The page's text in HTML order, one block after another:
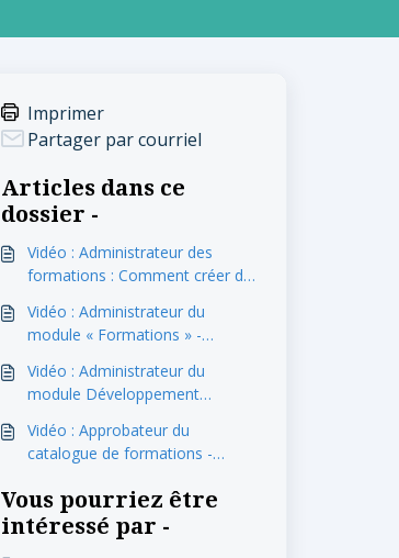
Imprimer
Partager par courriel
Articles dans ce
dossier -
Vidéo : Administrateur des
formations : Comment créer des
Vidéo : Administrateur du
module « Formations » -
Périodes de formation »
Vidéo : Administrateur du
module Développement
un gabarit d'évaluation
professionnelle?
Vidéo : Approbateur du
catalogue de formations -
modifier une formation pour
l'afficher au « Catalogue »?
Vous pourriez être
intéressé par -